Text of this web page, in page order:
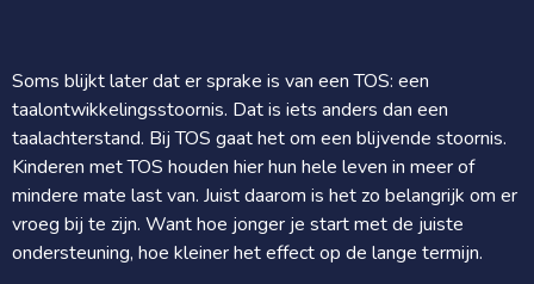
Soms blijkt later dat er sprake is van een TOS: een
taalontwikkelingsstoornis. Dat is iets anders dan een
taalachterstand. Bij TOS gaat het om een blijvende stoornis.
Kinderen met TOS houden hier hun hele leven in meer of
mindere mate last van. Juist daarom is het zo belangrijk om er
vroeg bij te zijn. Want hoe jonger je start met de juiste
ondersteuning, hoe kleiner het effect op de lange termijn.